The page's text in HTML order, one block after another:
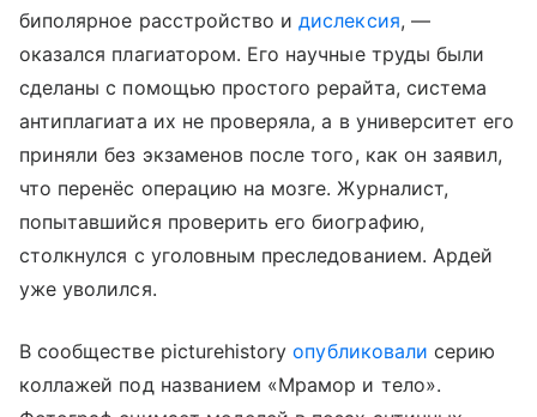
биполярное расстройство идислексия, —
оказался плагиатором. Его научные труды были
сделаны с помощью простого рерайта, система
антиплагиата их не проверяла, а в университет его
приняли без экзаменов после того, как он заявил,
что перенёс операцию на мозге. Журналист,
попытавшийся проверить его биографию,
столкнулся с уголовным преследованием. Ардей
уже уволился.
В сообществе picturehistoryопубликовали серию
коллажей под названием «Мрамор и тело».